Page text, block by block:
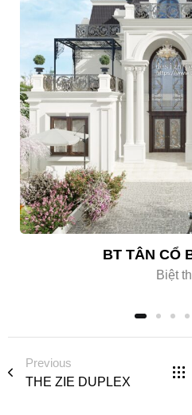
BT TÂN CỔ
Biệt
Previous
THE ZIE DUPLEX